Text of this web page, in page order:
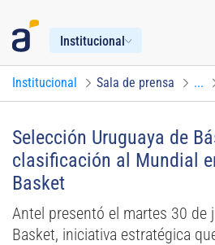
Institucional
Institucional Sala de prensa ...
Selección Uruguaya de
clasificación al Mundial
Basket
Antel presentó el martes 30 de
Basket, iniciativa estratégica